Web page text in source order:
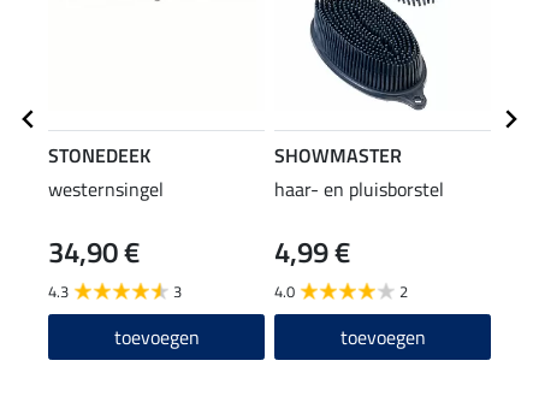
STONEDEEK
westernsingel
34,90 €
4.3 3
toevoegen
SHOWMASTER
haar- en pluisborstel
4,99 €
4.0 2
toevoegen